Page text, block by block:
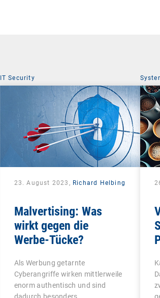
IT Security
23. August 2023, Richard Helbing
Malvertising: Was
wirkt gegen die
Werbe-Tücke?
Als Werbung getarnte
Cyberangriffe wirken mittlerweile
enorm authentisch und sind